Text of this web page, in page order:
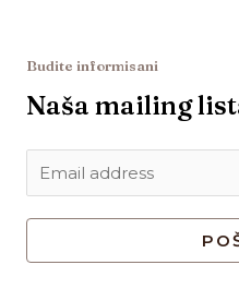
Budite informisani
Naša mailing